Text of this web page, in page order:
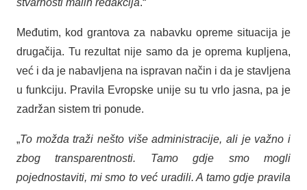
stvarnosti malih redakcija.“
Međutim, kod grantova za nabavku opreme situacija je
drugačija. Tu rezultat nije samo da je oprema kupljena,
već i da je nabavljena na ispravan način i da je stavljena
u funkciju. Pravila Evropske unije su tu vrlo jasna, pa je
zadržan sistem tri ponude.
„To možda traži nešto više administracije, ali je važno i
zbog transparentnosti. Tamo gdje smo mogli
pojednostaviti, mi smo to već uradili. A tamo gdje pravila